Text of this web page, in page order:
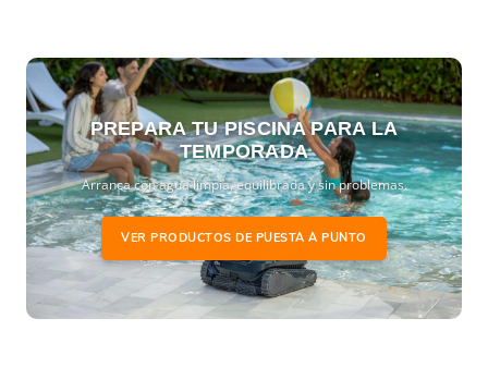
PREPARA TU PISCINA PARA LA
TEMPORADA
Arranca con agua limpia, equilibrada y sin problemas.
VER PRODUCTOS DE PUESTA A PUNTO